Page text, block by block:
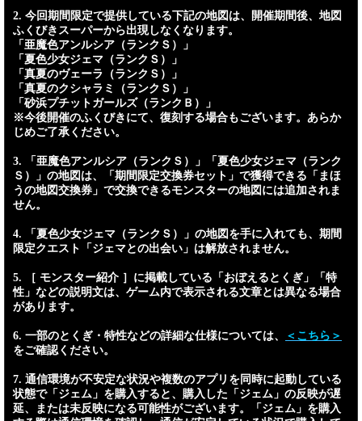
2. 今回期間限定で提供している下記の地図は、開催期間後、地図
ふくびきスーパーから出現しなくなります。
「亜魔色アンルシア（ランクＳ）」
「夏色少女ジェマ（ランクＳ）」
「真夏のヴェーラ（ランクＳ）」
「真夏のクシャラミ（ランクＳ）」
「砂浜プチットガールズ（ランクＢ）」
※今後開催のふくびきにて、復刻する場合もございます。あらか
じめご了承ください。
3. 「亜魔色アンルシア（ランクＳ）」「夏色少女ジェマ（ランク
Ｓ）」の地図は、「期間限定交換券セット」で獲得できる「まほ
うの地図交換券」で交換できるモンスターの地図には追加されま
せん。
4. 「夏色少女ジェマ（ランクＳ）」の地図を手に入れても、期間
限定クエスト「ジェマとの出会い」は解放されません。
5. ［ モンスター紹介 ］に掲載している「おぼえるとくぎ」「特
性」などの説明文は、ゲーム内で表示される文章とは異なる場合
があります。
6. 一部のとくぎ・特性などの詳細な仕様については、
＜こちら＞
をご確認ください。
7. 通信環境が不安定な状況や複数のアプリを同時に起動している
状態で「ジェム」を購入すると、購入した「ジェム」の反映が遅
延、または未反映になる可能性がございます。「ジェム」を購入